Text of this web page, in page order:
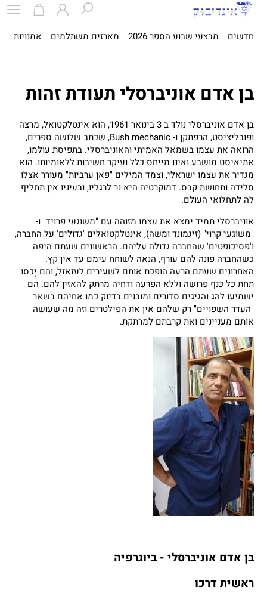
חדשים מבצעי שבוע הספר 2026 מארזים משתלמים אמנויות
בן אדם אוניברסלי תעודת זהות
בן אדם אוניברסלי נולד ב 3 בינואר 1961, הוא אינטלקטואל, מרצה
ופובליציסט, הרפתקן ו- Bush mechanic, שכתב שלושה ספרים,
הרואה את עצמו בשמאל האמיתי והאוניברסלי. בתפיסת עולמו,
אתיאיסט מושבע ואינו מייחס כלל ועיקר חשיבות ללאומיותו. הוא
מגדיר את עצמו ישראלי, וצמד המילים "פאן ערביות" מעורר אצלו
סלידה ותחושת קבס. דמוקרטיה היא נר לרגליו, ובעיניו אין תחליף
לה לתחלואי העולם.
אוניברסלי תמיד ימצא את עצמו מזוהה עם "משוגעי פרויד" ו-
"משוגעי קרוי" (זיגמונד ומשה), אינטלקטואלים 'גדולים' על החברה,
ו'פסיכופטים' שהחברה גדולה עליהם. הראשונים שעתם היפה
כשהחברה פונה להם עורף, הנאה לשוחח עימם עד אין קץ.
האחרונים שעתם הרעה הופכת אותם לשעירים לעזאזל, והם יֶכסו
תחת כל כנף פרושה וללא הפרעה ודחיה מרתק להאזין להם. הם
ישמיעו להג והגיגים סדורים ומובנים בדיוק כמו אחיהם בשאר
"העדר השפויים" רק שלהם אין את הפילטרים וזה מה שעושה
אותם מעניינים ואת קרבתם למרתקת.
בן אדם אוניברסלי - ביוגרפיה
ראשית דרכו